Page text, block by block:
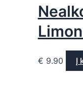
€ 9.90 Į